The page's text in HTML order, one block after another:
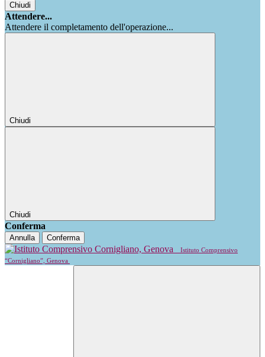
Chiudi
Attendere...
Attendere il completamento dell'operazione...
Chiudi
Chiudi
Conferma
Annulla Conferma
Istituto Comprensivo
“Cornigliano”, Genova